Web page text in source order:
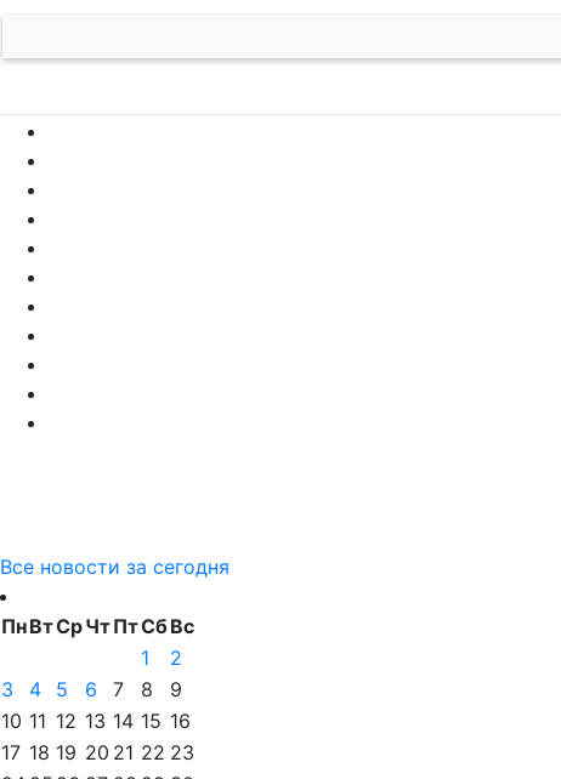
Все новости за сегодня
ПнВтСрЧтПтСбВс
1
2
3
4 5 6 7 8
9
10 11 12 13 14 15 16
17 18 19 20 21 22 23